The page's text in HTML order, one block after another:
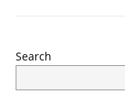
Search